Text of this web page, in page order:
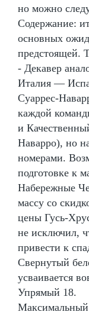
но можно
Содержание:
основных
предстоящей.
- Декавер
Италия —
Суаррес-
каждой
и
Наварро), но
номерами.
подготовке к
Набережные
массу со
цены Гусь-
не исключил,
привести к
Свернутый
усваивается
Упрямый 18.
Максимальный